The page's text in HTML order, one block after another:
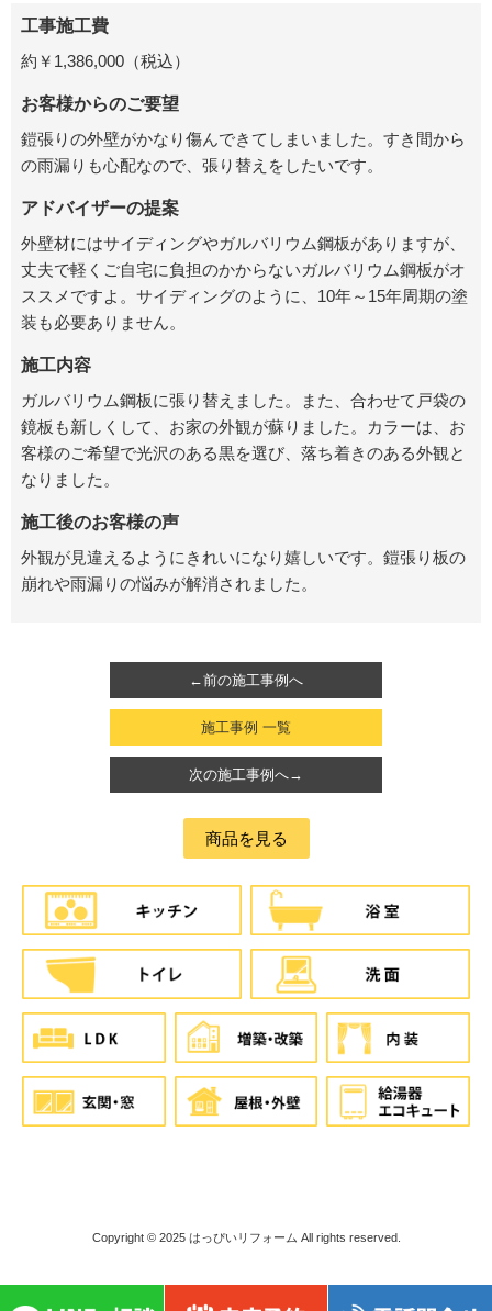
工事施工費
約￥1,386,000（税込）
お客様からのご要望
鎧張りの外壁がかなり傷んできてしまいました。すき間から
の雨漏りも心配なので、張り替えをしたいです。
アドバイザーの提案
外壁材にはサイディングやガルバリウム鋼板がありますが、
丈夫で軽くご自宅に負担のかからないガルバリウム鋼板がオ
ススメですよ。サイディングのように、10年～15年周期の塗
装も必要ありません。
施工内容
ガルバリウム鋼板に張り替えました。また、合わせて戸袋の
鏡板も新しくして、お家の外観が蘇りました。カラーは、お
客様のご希望で光沢のある黒を選び、落ち着きのある外観と
なりました。
施工後のお客様の声
外観が見違えるようにきれいになり嬉しいです。鎧張り板の
崩れや雨漏りの悩みが解消されました。
←前の施工事例へ
施工事例 一覧
次の施工事例へ→
商品を見る
Copyright © 2025 はっぴいリフォーム All rights reserved.